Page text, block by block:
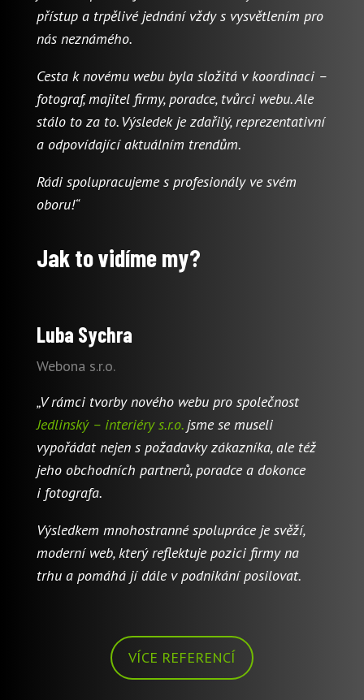
přístup a trpělivé jednání vždy s vysvětlením pro
nás neznámého.
Cesta k novému webu byla složitá v koordinaci –
fotograf, majitel firmy, poradce, tvůrci webu. Ale
stálo to za to. Výsledek je zdařilý, reprezentativní
a odpovídající aktuálním trendům.
Rádi spolupracujeme s profesionály ve svém
oboru!“
Jak to vidíme my?
Luba Sychra
Webona s.r.o.
„V rámci tvorby nového webu pro společnost
Jedlinský – interiéry s.r.o.jsme se museli
vypořádat nejen s požadavky zákazníka, ale též
jeho obchodních partnerů, poradce a dokonce
i fotografa.
Výsledkem mnohostranné spolupráce je svěží,
moderní web, který reflektuje pozici firmy na
trhu a pomáhá jí dále v podnikání posilovat.
VÍCE REFERENCÍ